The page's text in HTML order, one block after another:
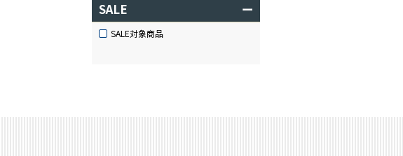
SALE ー
SALE対象商品